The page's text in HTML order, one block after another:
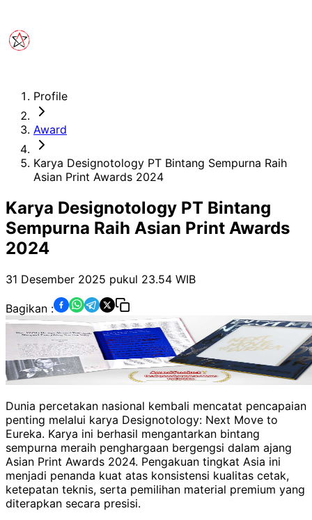
Profile
Award
Karya Designotology PT Bintang Sempurna Raih
Asian Print Awards 2024
Karya Designotology PT Bintang
Sempurna Raih Asian Print Awards
2024
31 Desember 2025 pukul 23.54 WIB
Bagikan :
Dunia percetakan nasional kembali mencatat pencapaian
penting melalui karya Designotology: Next Move to
Eureka. Karya ini berhasil mengantarkan bintang
sempurna meraih penghargaan bergengsi dalam ajang
Asian Print Awards 2024. Pengakuan tingkat Asia ini
menjadi penanda kuat atas konsistensi kualitas cetak,
ketepatan teknis, serta pemilihan material premium yang
diterapkan secara presisi.